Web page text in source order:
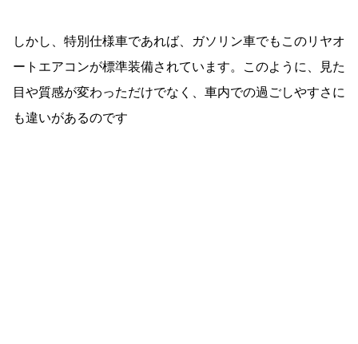
しかし、特別仕様車であれば、ガソリン車でもこのリヤオ
ートエアコンが標準装備されています。このように、見た
目や質感が変わっただけでなく、車内での過ごしやすさに
も違いがあるのです